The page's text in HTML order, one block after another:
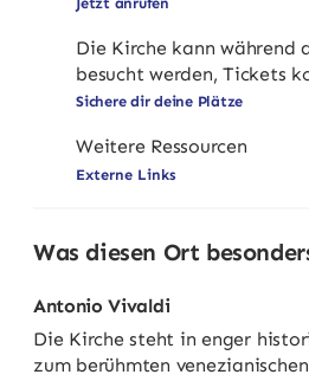
Die Kirche kann während
besucht werden, Tickets
Sichere dir deine Plätze
Weitere Ressourcen
Externe Links
Was diesen Ort
Antonio Vivaldi
Die Kirche steht in enger
zum berühmten